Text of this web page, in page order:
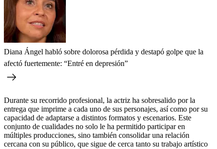
Diana Ángel habló sobre dolorosa pérdida y destapó golpe que la
afectó fuertemente: “Entré en depresión”
Durante su recorrido profesional, la actriz ha sobresalido por la
entrega que imprime a cada uno de sus personajes, así como por su
capacidad de adaptarse a distintos formatos y escenarios. Este
conjunto de cualidades no solo le ha permitido participar en
múltiples producciones, sino también consolidar una relación
cercana con su público, que sigue de cerca tanto su trabajo artístico